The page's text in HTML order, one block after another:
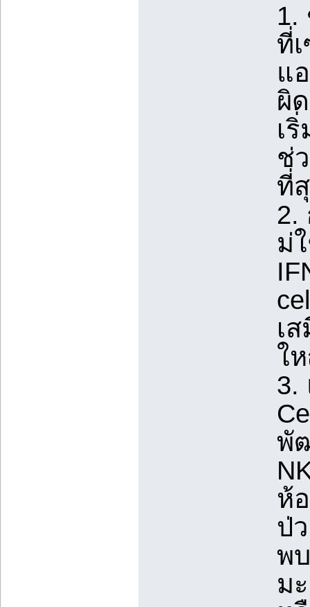
1.
ที่
แ
ผิ
เ
ช่
ที่
2.
ม่
เ
ใ
3.
พั
ห้
ป่
พ
ม